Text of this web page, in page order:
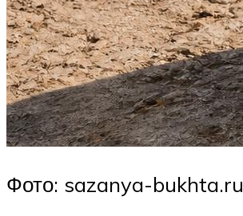
Фото: sazanya-bukhta.ru